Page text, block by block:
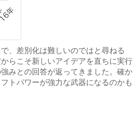
、差別化は難しいのではと尋ねる
らこそ新しいアイデアを直ちに実行
みとの回答が返ってきました。確か
トパワーが強力な武器になるのかも